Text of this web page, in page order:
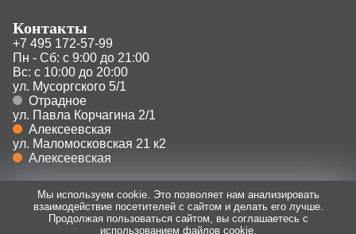
Контакты
+7 495 172-57-99
Пн - Сб: с 9:00 до 21:00
Вс: с 10:00 до 20:00
ул. Мусоргского 5/1
Отрадное
ул. Павла Корчагина 2/1
Алексеевская
ул. Маломосковская 21 к2
Алексеевская
Пользовательское соглашение
Мы используем cookie. Это позволяет нам анализировать
взаимодействие посетителей с сайтом и делать его лучше.
Продолжая пользоваться сайтом, вы соглашаетесь с
использованием файлов cookie.